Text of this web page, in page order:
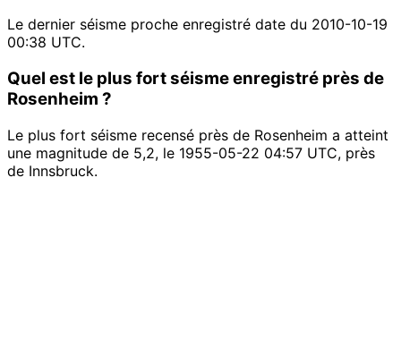
Le dernier séisme proche enregistré date du 2010-10-19
00:38 UTC.
Quel est le plus fort séisme enregistré près de
Rosenheim ?
Le plus fort séisme recensé près de Rosenheim a atteint
une magnitude de 5,2, le 1955-05-22 04:57 UTC, près
de Innsbruck.